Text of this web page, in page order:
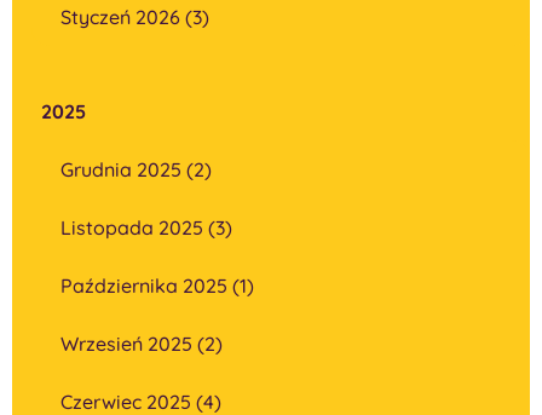
Styczeń 2026 (3)
2025
Grudnia 2025 (2)
Listopada 2025 (3)
Października 2025 (1)
Wrzesień 2025 (2)
Czerwiec 2025 (4)